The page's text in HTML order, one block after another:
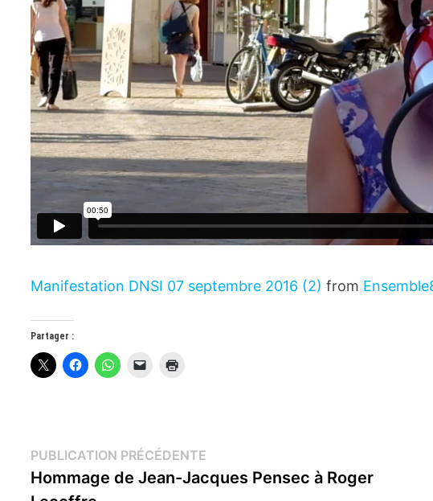
Manifestation DNSI 07 septembre 2016 (2) from
Partager :
Navigation
de
PUBLICATION PRÉCÉDENTE
précédente :
Hommage de Jean-Jacques Pensec à Roger